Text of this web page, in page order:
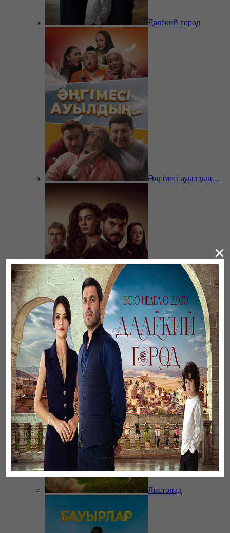
Далёкий город
Әңгімесі ауылдың…
Ветреный
Листопад
×